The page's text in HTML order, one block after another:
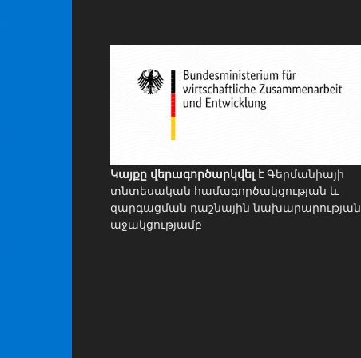
Կայքը վերագործարկվել էԳերմանիայի
տնտեսական համագործակցության և
զարգացման դաշնային նախարարության
աջակցությամբ